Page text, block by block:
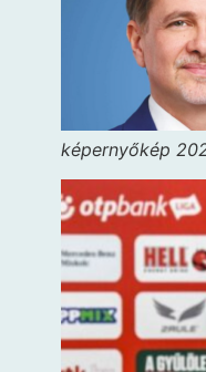
képernyőkép